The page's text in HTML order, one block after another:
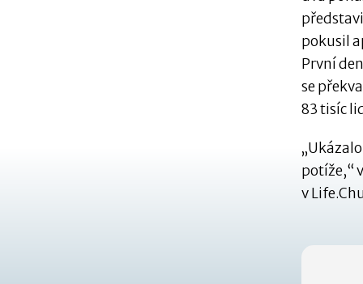
pokusil
První
se
83 tisíc
potíže,“
v